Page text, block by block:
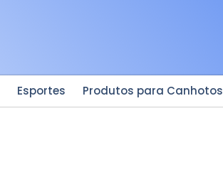
Esportes Produtos para Canhotos